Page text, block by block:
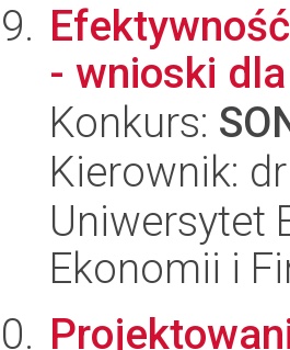
- wnioski
Konkurs:
Kierownik:
Uniwersytet
Ekonomii i